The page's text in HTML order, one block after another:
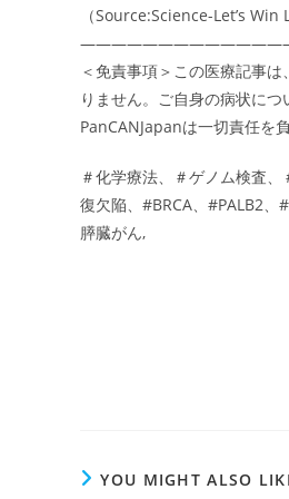
（Source:Science-Let’s
＜免責事項＞この医療記事
りません。ご自身の病状に
PanCANJapanは一切責任を
＃化学療法、＃ゲノム検査
復欠陥、#BRCA、#PALB2
膵臓がん,
YOU MIGHT ALSO